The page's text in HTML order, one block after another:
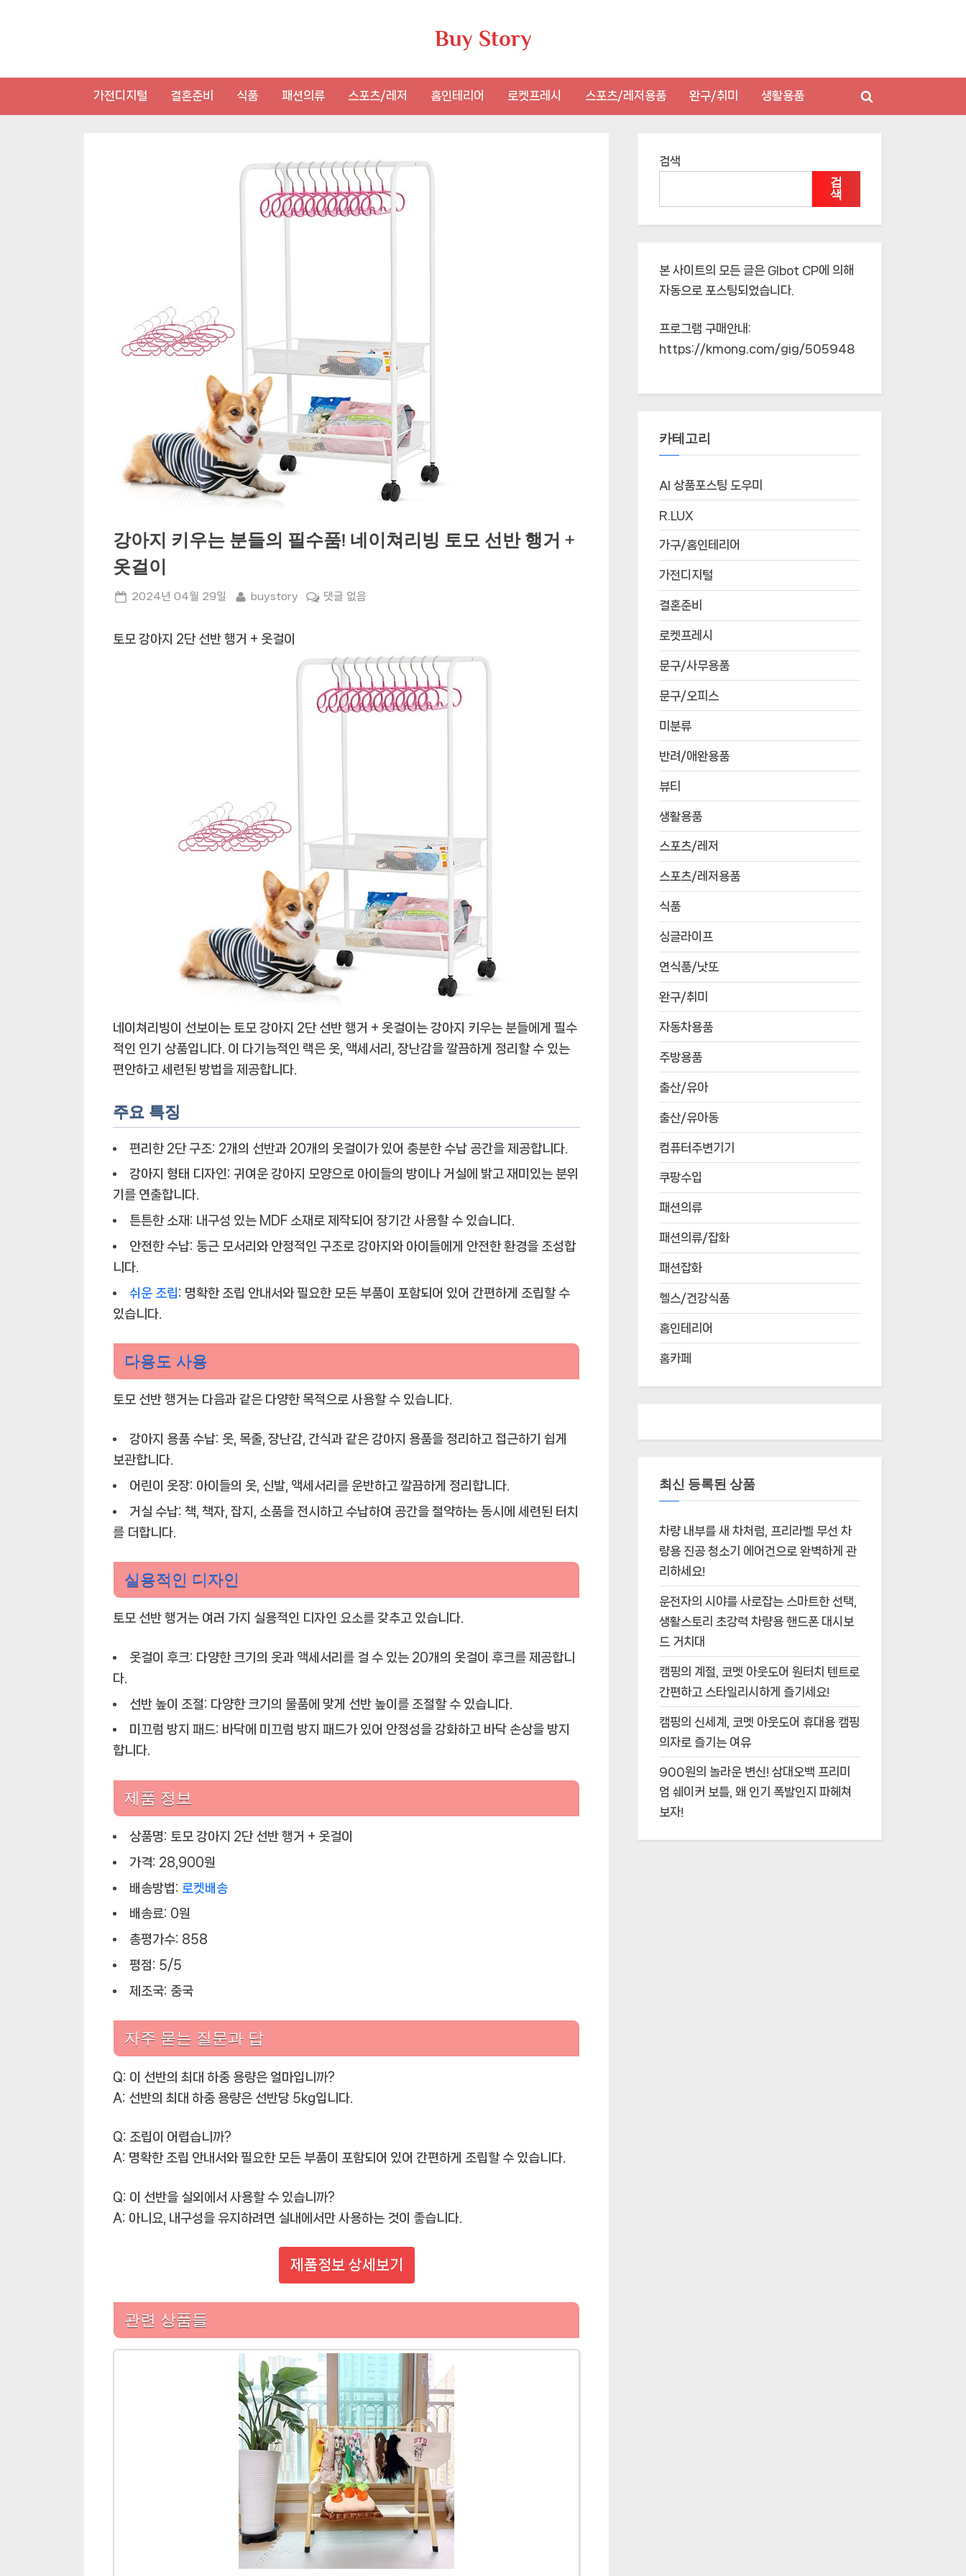
Buy Story
가전디지털 결혼준비 식품 패션의류 스포츠/레저 홈인테리어 로켓프레시 스포츠/레저용품 완구/취미 생활용품
Toggle
강아지 키우는 분들의 필수품! 네이쳐리빙 토모 선반 행거 +
옷걸이
Posted
2024년 04월 29일 By
buystory
강
우
는
분
쳐
리
빙
행
거
옷
걸
댓글 없음
토모 강아지 2단 선반 행거 + 옷걸이
네이쳐리빙이 선보이는 토모 강아지 2단 선반 행거 + 옷걸이는 강아지 키우는 분들에게 필수
적인 인기 상품입니다. 이 다기능적인 랙은 옷, 액세서리, 장난감을 깔끔하게 정리할 수 있는
편안하고 세련된 방법을 제공합니다.
주요 특징
편리한 2단 구조: 2개의 선반과 20개의 옷걸이가 있어 충분한 수납 공간을 제공합니다.
강아지 형태 디자인: 귀여운 강아지 모양으로 아이들의 방이나 거실에 밝고 재미있는 분위
기를 연출합니다.
튼튼한 소재: 내구성 있는 MDF 소재로 제작되어 장기간 사용할 수 있습니다.
안전한 수납: 둥근 모서리와 안정적인 구조로 강아지와 아이들에게 안전한 환경을 조성합
니다.
쉬운 조립: 명확한 조립 안내서와 필요한 모든 부품이 포함되어 있어 간편하게 조립할 수
있습니다.
다용도 사용
토모 선반 행거는 다음과 같은 다양한 목적으로 사용할 수 있습니다.
강아지 용품 수납: 옷, 목줄, 장난감, 간식과 같은 강아지 용품을 정리하고 접근하기 쉽게
보관합니다.
어린이 옷장: 아이들의 옷, 신발, 액세서리를 운반하고 깔끔하게 정리합니다.
거실 수납: 책, 책자, 잡지, 소품을 전시하고 수납하여 공간을 절약하는 동시에 세련된 터치
를 더합니다.
실용적인 디자인
토모 선반 행거는 여러 가지 실용적인 디자인 요소를 갖추고 있습니다.
옷걸이 후크: 다양한 크기의 옷과 액세서리를 걸 수 있는 20개의 옷걸이 후크를 제공합니
다.
선반 높이 조절: 다양한 크기의 물품에 맞게 선반 높이를 조절할 수 있습니다.
미끄럼 방지 패드: 바닥에 미끄럼 방지 패드가 있어 안정성을 강화하고 바닥 손상을 방지
합니다.
제품 정보
상품명: 토모 강아지 2단 선반 행거 + 옷걸이
가격: 28,900원
배송방법: 로켓배송
배송료: 0원
총평가수: 858
평점: 5/5
제조국: 중국
자주 묻는 질문과 답
Q: 이 선반의 최대 하중 용량은 얼마입니까?
A: 선반의 최대 하중 용량은 선반당 5kg입니다.
Q: 조립이 어렵습니까?
A: 명확한 조립 안내서와 필요한 모든 부품이 포함되어 있어 간편하게 조립할 수 있습니다.
Q: 이 선반을 실외에서 사용할 수 있습니까?
A: 아니요, 내구성을 유지하려면 실내에서만 사용하는 것이 좋습니다.
제품정보 상세보기
관련 상품들
검색
검
색
본 사이트의 모든 글은 Glbot CP에 의해
자동으로 포스팅되었습니다.
프로그램 구매안내:
https://kmong.com/gig/505948
카테고리
AI 상품포스팅 도우미
R.LUX
가구/홈인테리어
가전디지털
결혼준비
로켓프레시
문구/사무용품
문구/오피스
미분류
반려/애완용품
뷰티
생활용품
스포츠/레저
스포츠/레저용품
식품
싱글라이프
연식품/낫또
완구/취미
자동차용품
주방용품
출산/유아
출산/유아동
컴퓨터주변기기
쿠팡수입
패션의류
패션의류/잡화
패션잡화
헬스/건강식품
홈인테리어
홈카페
최신 등록된 상품
차량 내부를 새 차처럼, 프리라벨 무선 차
량용 진공 청소기 에어건으로 완벽하게 관
리하세요!
운전자의 시야를 사로잡는 스마트한 선택,
생활스토리 초강력 차량용 핸드폰 대시보
드 거치대
캠핑의 계절, 코멧 아웃도어 원터치 텐트로
간편하고 스타일리시하게 즐기세요!
캠핑의 신세계, 코멧 아웃도어 휴대용 캠핑
의자로 즐기는 여유
900원의 놀라운 변신! 삼대오백 프리미
엄 쉐이커 보틀, 왜 인기 폭발인지 파헤쳐
보자!